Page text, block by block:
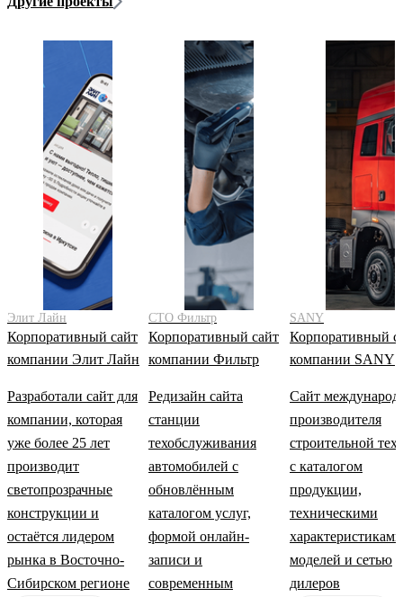
Элит Лайн
Корпоративный сайт
компании Элит Лайн
Разработали сайт для
компании, которая
уже более 25 лет
производит
светопрозрачные
конструкции и
остаётся лидером
рынка в Восточно-
Сибирском регионе
СТО Фильтр
Корпоративный сайт
компании Фильтр
Редизайн сайта
станции
техобслуживания
автомобилей с
обновлённым
каталогом услуг,
формой онлайн-
записи и
современным
SANY
Корпоративный
компании SANY
Сайт
производителя
строительной
с каталогом
продукции,
техническими
характеристиками
моделей и сетью
дилеров